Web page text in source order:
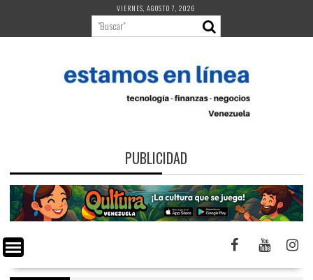
contenido
VIERNES, AGOSTO 7, 2026
PUBLICIDAD